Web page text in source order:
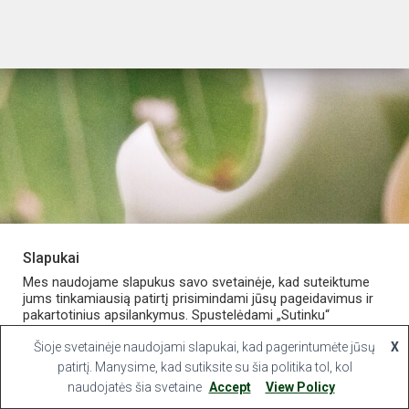
PARDUOTUVĖ APIE VAISTINĘ MANO PASKYRA
KONTAKTAI
Hestia | Developed byThemeIsle
Slapukai
Mes naudojame slapukus savo svetainėje, kad suteiktume
jums tinkamiausią patirtį prisimindami jūsų pageidavimus ir
pakartotinius apsilankymus. Spustelėdami „Sutinku“
sutinkate naudoti VISUS slapukus.
Slapukų nustatymai Sutinku
Šioje svetainėje naudojami slapukai, kad pagerintumėte jūsų
patirtį. Manysime, kad sutiksite su šia politika tol, kol
naudojatės šia svetaine
X
Accept View Policy